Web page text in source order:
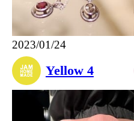
2023/01/24
Yellow 4